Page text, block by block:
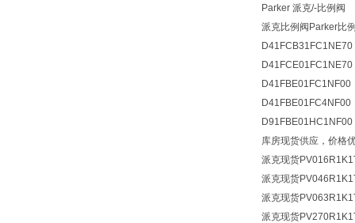
Parker 派克/-比例阀
派克比例阀Parker比
D41FCB31FC1NE70
D41FCE01FC1NE70
D41FBE01FC1NF00
D41FBE01FC4NF00
D91FBE01HC1NF00
库房现货供应，价格
派克现货
派克现货
派克现货
派克现货